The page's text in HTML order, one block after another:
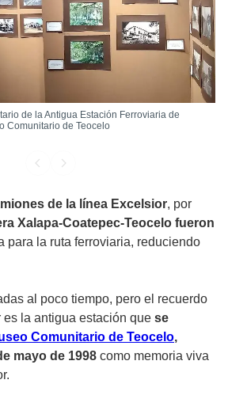
de la Antigua Estación Ferroviaria de
Comunitario de Teocelo
de la línea Excelsior, por
Xalapa-Coatepec-Teocelo fueron
para la ruta ferroviaria, reduciendo
al poco tiempo, pero el recuerdo
la antigua estación que se
Comunitario de Teocelo,
mayo de 1998 como memoria viva